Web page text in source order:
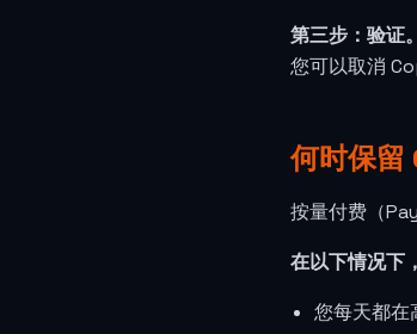
第三步：验证。
您可以取消
何时保留
按量付费（
在以下情况下
您每天都在